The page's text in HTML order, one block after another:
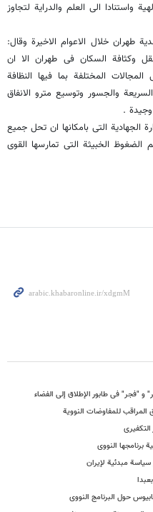
الى العلم والدرایة لتجاوز
طهران خلال الاعوام الاخیرة وقال:
وکثافة السکان فی طهران الا ان
المختلفة بما فیها النظافة
والجسور وتوسیع مترو الانفاق
وجیدة .
التی بامکانها ان تحل جمیع
الضغوظ الخبیثة التی تمارسها القوى
و "فجر" فی طابور الإطلاق إلی الفضاء
المراقب للمفاوضات النوویة
برنامجها النووی
سیاسة مبدئیة لإیران
حول البرنامج النووی